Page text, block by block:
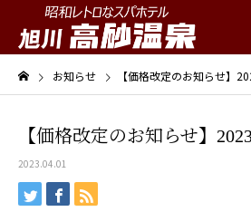
お知らせ 【価格改定のお知らせ】
【価格改定のお知らせ】
2023.04.01